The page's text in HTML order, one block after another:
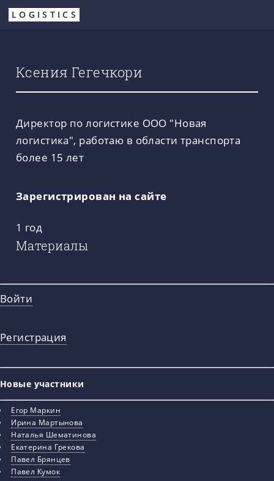
Перейти
LOGISTICS
Ксения Гегечкори
Директор по логистике ООО "Новая
логистика", работаю в области транспорта
более 15 лет
Зарегистрирован на сайте
1 год
Материалы
Войти
Регистрация
Новые участники
Егор Маркин
Ирина Мартынова
Наталья Шематинова
Екатерина Грекова
Павел Брянцев
Павел Кумок